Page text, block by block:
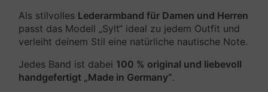
Als stilvolles Lederarmband für Damen und Herren
passt das Modell „Sylt“ ideal zu jedem Outfit und
verleiht deinem Stil eine natürliche nautische Note.
Jedes Band ist dabei 100 % original und liebevoll
handgefertigt „Made in Germany“.